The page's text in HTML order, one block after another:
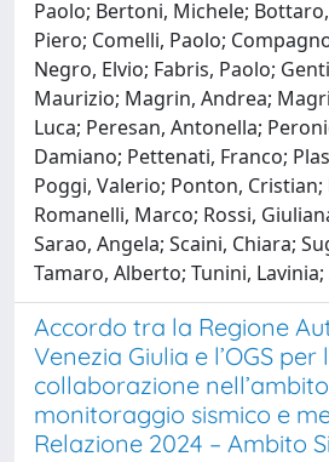
Paolo; Bertoni, Michele;
Piero; Comelli, Paolo;
Negro, Elvio; Fabris, Paolo;
Maurizio; Magrin, Andrea;
Luca; Peresan, Antonella;
Damiano; Pettenati, Franco;
Poggi, Valerio; Ponton, Cristian;
Romanelli, Marco; Rossi,
Sarao, Angela; Scaini, Chiara;
Tamaro, Alberto; Tunini,
Accordo tra la Regione
Venezia Giulia e l’OGS per
collaborazione
monitoraggio sismico e
Relazione 2024 – Ambito